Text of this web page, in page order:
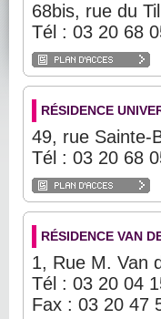
68bis, rue du
Tél : 03 20 68
RÉSIDENCE
49, rue Sainte-
Tél : 03 20 68
RÉSIDENCE VAN
1, Rue M. Van
Tél : 03 20 04
Fax : 03 20 47